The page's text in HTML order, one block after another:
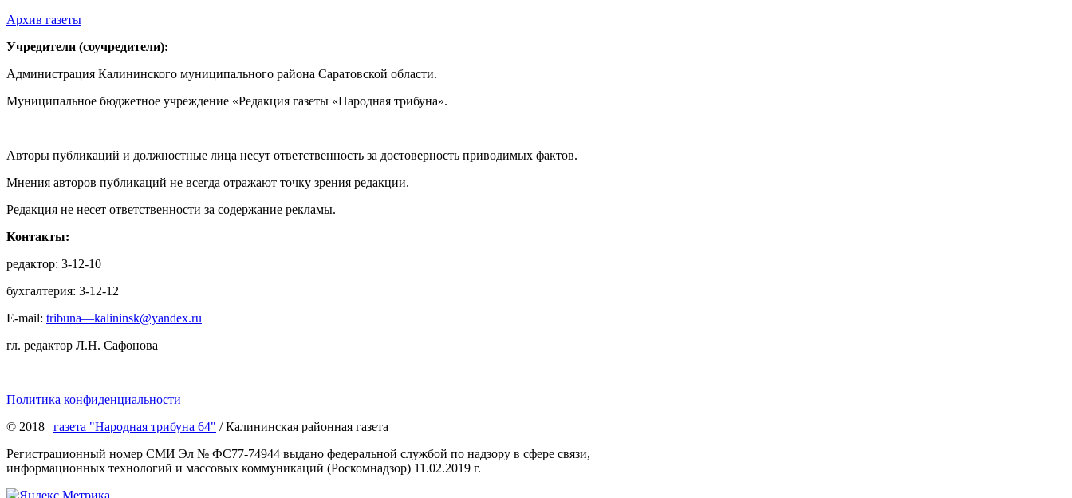
Архив газеты
Учредители (соучредители):
Администрация Калининского муниципального района Саратовской области.
Муниципальное бюджетное учреждение «Редакция газеты «Народная трибуна».
Авторы публикаций и должностные лица несут ответственность за достоверность приводимых фактов.
Мнения авторов публикаций не всегда отражают точку зрения редакции.
Редакция не несет ответственности за содержание рекламы.
Контакты:
редактор: 3-12-10
бухгалтерия: 3-12-12
E-mail: tribuna—kalininsk@yandex.ru
гл. редактор Л.Н. Сафонова
Политика конфиденциальности
© 2018 | газета "Народная трибуна 64" / Калининская районная газета
Регистрационный номер СМИ Эл № ФС77-74944 выдано федеральной службой по надзору в сфере связи,
информационных технологий и массовых коммуникаций (Роскомнадзор) 11.02.2019 г.